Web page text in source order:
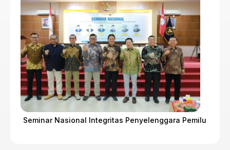
Seminar Nasional Integritas Penyelenggara Pemilu